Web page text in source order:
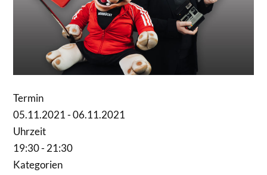
Termin
05.11.2021 - 06.11.2021
Uhrzeit
19:30 - 21:30
Kategorien